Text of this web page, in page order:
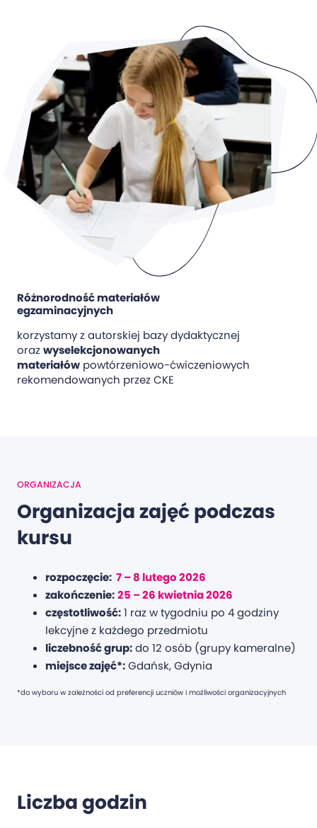
Różnorodność materiałów
egzaminacyjnych
korzystamy z autorskiej bazy dydaktycznej
orazwyselekcjonowanych
materiałów powtórzeniowo-ćwiczeniowych
rekomendowanych przez CKE
ORGANIZACJA
Organizacja zajęć podczas
kursu
rozpoczęcie: 7 – 8 lutego 2026
zakończenie:25 – 26 kwietnia 2026
częstotliwość:1 raz w tygodniu po 4 godziny
lekcyjne z każdego przedmiotu
liczebność grup:do 12 osób (grupy kameralne)
miejsce zajęć*:Gdańsk, Gdynia
*do wyboru w zależności od preferencji uczniów i możliwości organizacyjnych
Liczba godzin